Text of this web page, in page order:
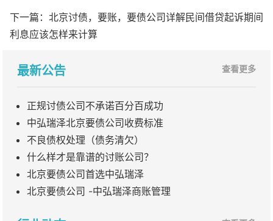
下一篇： 北京讨债，要账，要债公司详解民间借贷起诉期间
利息应该怎样来计算
最新公告 查看更多
正规讨债公司不承诺百分百成功
中弘瑞泽北京要债公司收费标准
不良债权处理（债务清欠）
什么样才是靠谱的讨账公司？
北京要债公司首选中弘瑞泽
北京要债公司 -中弘瑞泽商账管理